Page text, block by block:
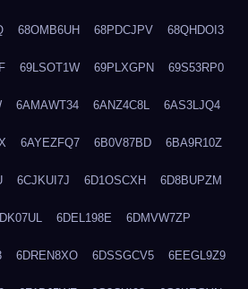
68OMB6UH 68PDCJPV 68QHDOI3
69LSOT1W 69PLXGPN 69S53RP0
6AMAWT34 6ANZ4C8L 6AS3LJQ4
6AYEZFQ7 6B0V87BD 6BA9R10Z
6CJKUI7J 6D1OSCXH 6D8BUPZM
6DEL198E 6DMVW7ZP
6DREN8XO 6DSSGCV5 6EEGL9Z9